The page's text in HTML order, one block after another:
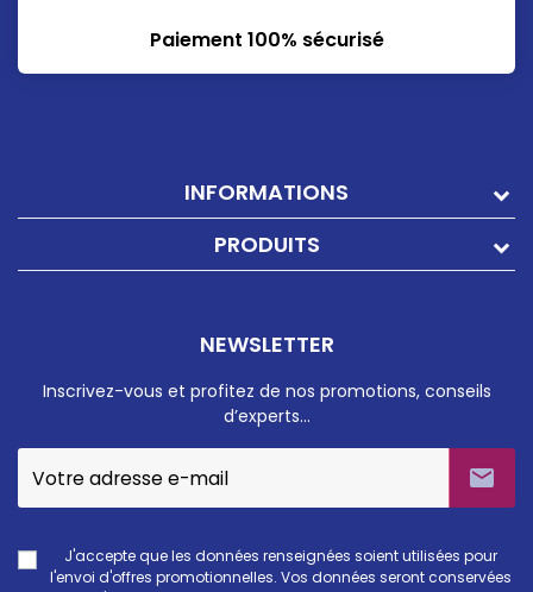
Paiement 100% sécurisé
INFORMATIONS
PRODUITS
NEWSLETTER
Inscrivez-vous et profitez de nos promotions, conseils
d’experts…

J'accepte que les données renseignées soient utilisées pour
l'envoi d'offres promotionnelles. Vos données seront conservées